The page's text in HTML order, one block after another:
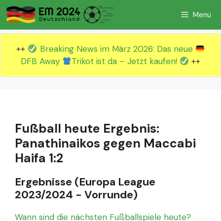
Zum
Inhalt
springen
Menü
++
Breaking News im März 2026: Das neue
DFB Away
Trikot ist da – Jetzt kaufen! ++
Fußball heute Ergebnis:
Panathinaikos gegen Maccabi
Haifa 1:2
Ergebnisse (Europa League
2023/2024 - Vorrunde)
Wann sind die nächsten Fußballspiele heute?